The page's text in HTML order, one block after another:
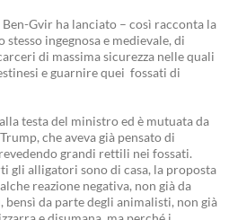
Gvir ha lanciato – così racconta la
ingegnosa e medievale, di
di massima sicurezza nelle quali
e guarnire quei fossati di
testa del ministro ed è mutuata da
che aveva già pensato di
grandi rettili nei fossati.
gli alligatori sono di casa, la proposta
reazione negativa, non già da
bensì da parte degli animalisti, non già